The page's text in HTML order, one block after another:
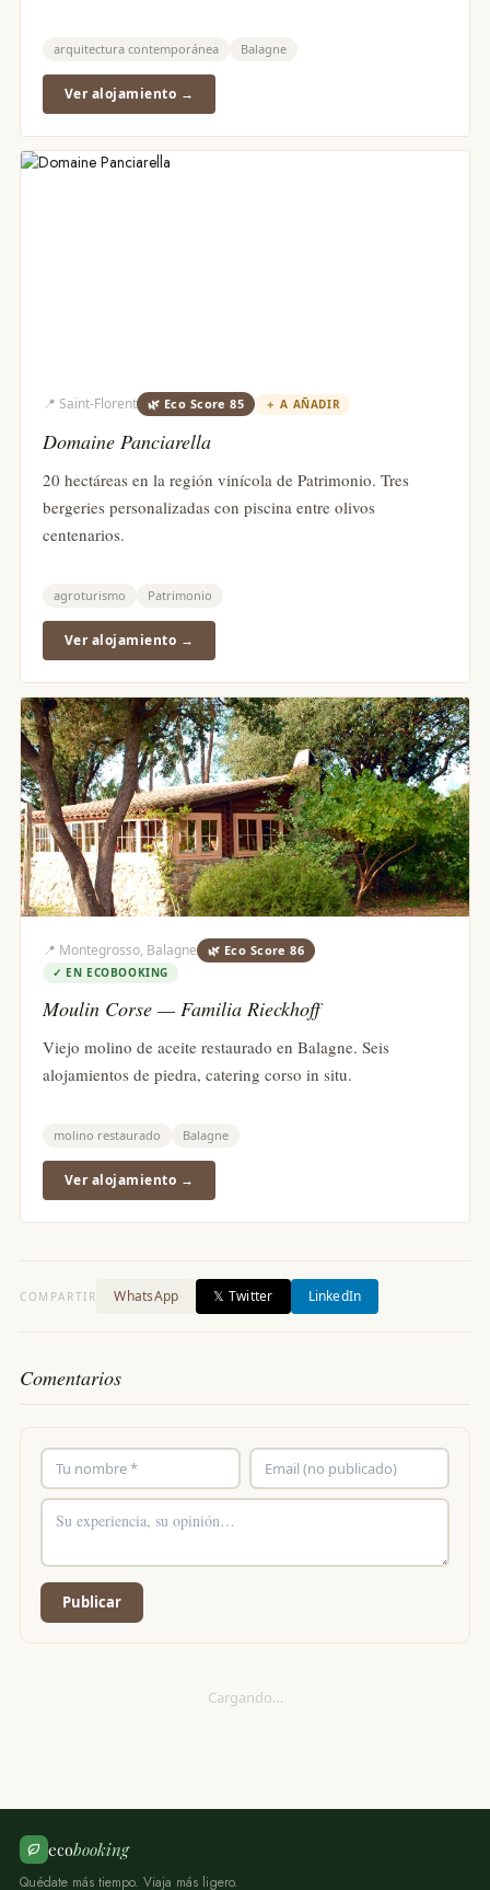
arquitectura contemporánea Balagne
Ver alojamiento →
📍 Saint-Florent 🌿 Eco Score85 ＋A AÑADIR
Domaine Panciarella
20 hectáreas en la región vinícola de Patrimonio. Tres
bergeries personalizadas con piscina entre olivos
centenarios.
agroturismo Patrimonio
Ver alojamiento →
📍 Montegrosso, Balagne 🌿 Eco Score86
✓ EN ECOBOOKING
Moulin Corse — Familia Rieckhoff
Viejo molino de aceite restaurado en Balagne. Seis
alojamientos de piedra, catering corso in situ.
molino restaurado Balagne
Ver alojamiento →
COMPARTIR WhatsApp 𝕏 Twitter LinkedIn
Comentarios
Publicar
Cargando…
ecobooking
Quédate más tiempo. Viaja más ligero.